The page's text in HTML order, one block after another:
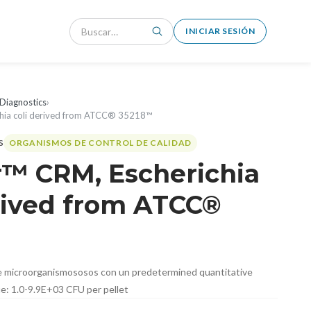
INICIAR SESIÓN
›
coli derived from ATCC® 35218™
ORGANISMOS DE CONTROL DE CALIDAD
CRM, Escherichia
from ATCC®
microorganismososos con un predetermined quantitative
1.0-9.9E+03 CFU per pellet